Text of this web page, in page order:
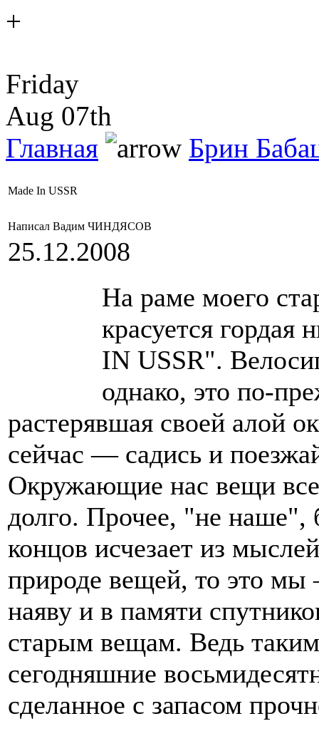
+
Friday
Aug 07th
Главная
Брин
Made In USSR
Написал Вадим ЧИНДЯСОВ
25.12.2008
На раме моего
красуется гордая
IN USSR".
однако, это по-
растерявшая своей алой
сейчас — садись и
Окружающие нас вещи
долго. Прочее, "не наше",
концов исчезает из
природе вещей, то это
наяву и в памяти
старым вещам. Ведь
сегодняшние
сделанное с запасом